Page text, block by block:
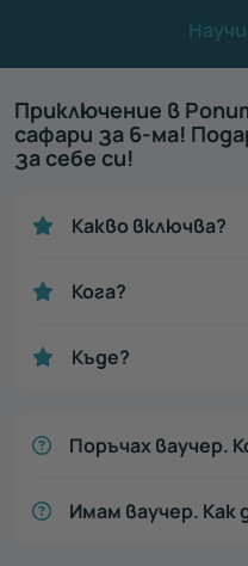
Приключение в
сафари за 6-ма!
за себе си!
Какво включва?
Кога?
Къде?
Поръчах ваучер.
Имам ваучер. Как